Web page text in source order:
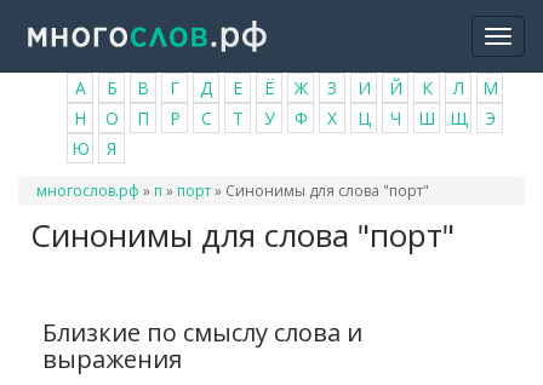
основному
содержанию
А Б В Г Д Е Ё Ж З И Й К Л
М
Н
О П Р С Т У Ф Х Ц Ч Ш Щ
Э
Ю
Я
Вы
многослов.рф » п » порт» Синонимы для слова "порт"
Синонимы для слова "порт"
Близкие по смыслу слова и
выражения